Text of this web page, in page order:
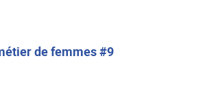
de femmes #9